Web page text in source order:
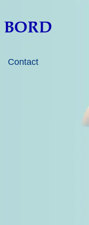
Contact
BORD